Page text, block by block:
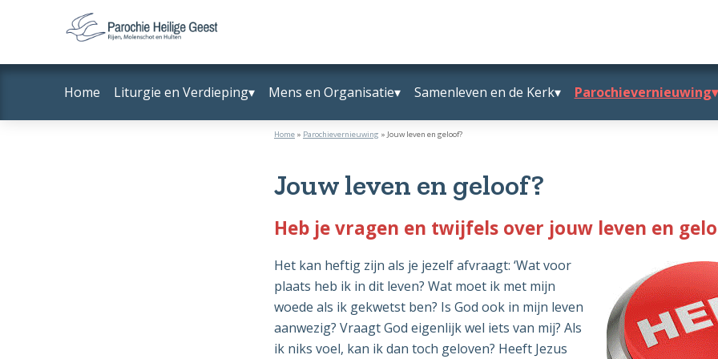
hoofd
voettekst Heilige
Geest
Molenschot
en
Home Liturgie en Verdieping Mens en Organisatie Samenleven en de Kerk Parochievernieuwing
Home » Parochievernieuwing » Jouw leven en geloof?
Jouw leven en geloof?
Heb je vragen en twijfels over jouw leven en
Het kan heftig zijn als je jezelf afvraagt: ‘Wat voor
plaats heb ik in dit leven? Wat moet ik met mijn
woede als ik gekwetst ben? Is God ook in mijn leven
aanwezig? Vraagt God eigenlijk wel iets van mij? Als
ik niks voel, kan ik dan toch geloven? Heeft Jezus